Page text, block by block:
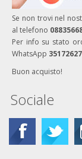
Se non trovi nel
al telefono
Per info su stato
WhatsApp
Buon acquisto!
Sociale